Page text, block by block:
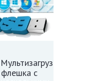
Мультизагрузочная
флешка с